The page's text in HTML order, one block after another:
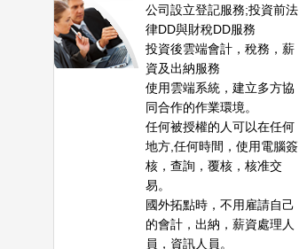
公司設立登記服務;投資前法
律DD與財稅DD服務
投資後雲端會計，稅務，薪
資及出納服務
使用雲端系統，建立多方協
同合作的作業環境。
任何被授權的人可以在任何
地方,任何時間，使用電腦簽
核，查詢，覆核，核准交
易。
國外拓點時，不用雇請自己
的會計，出納，薪資處理人
員，資訊人員。